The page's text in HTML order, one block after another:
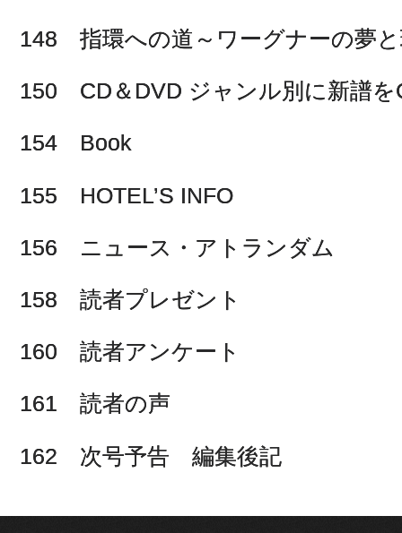
148 指環への道～ワーグナーの夢
150 CD＆DVD ジャンル別に新譜を
154 Book
155 HOTEL’S INFO
156 ニュース・アトランダム
158 読者プレゼント
160 読者アンケート
161 読者の声
162 次号予告 編集後記